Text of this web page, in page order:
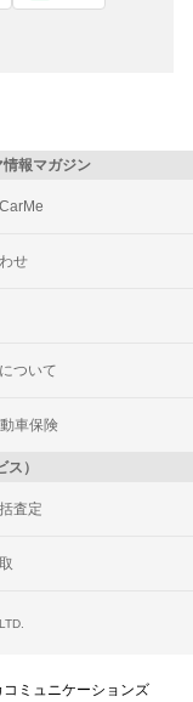
報マガジン
せ
ついて
車保険
）
査定
ミュニケーションズ